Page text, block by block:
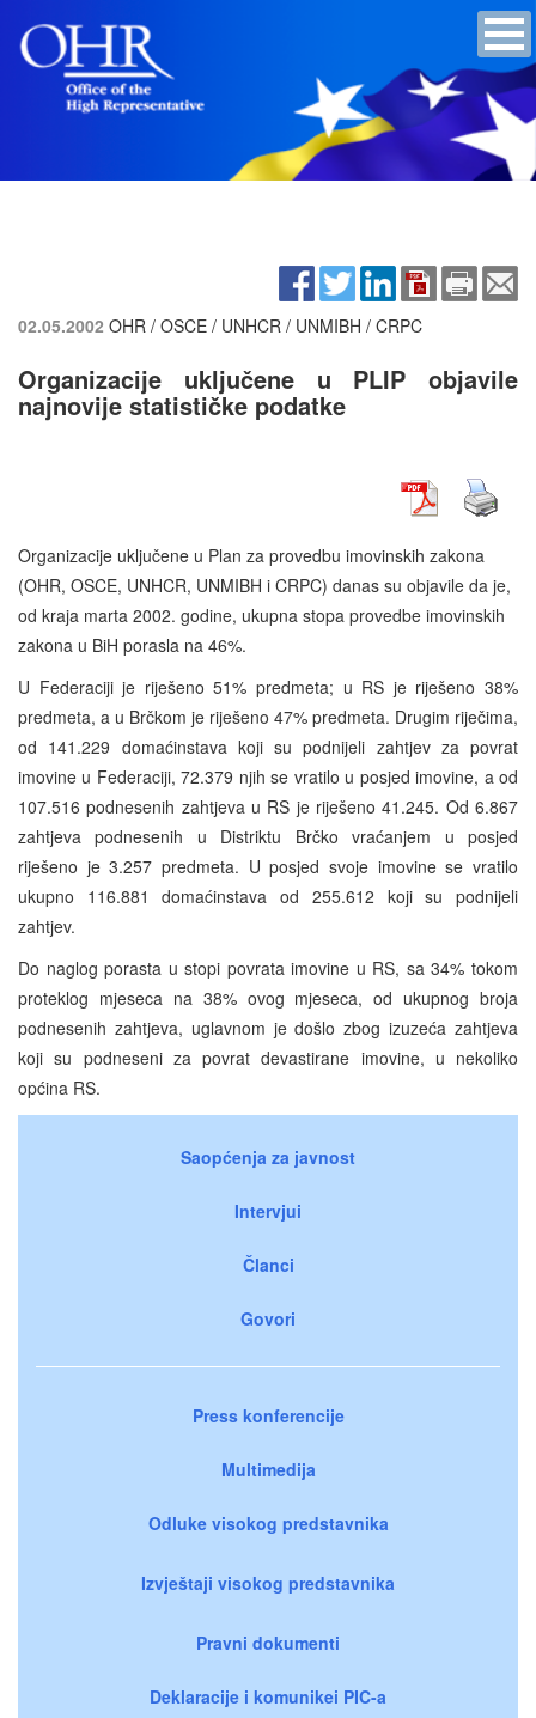
02.05.2002 OHR / OSCE / UNHCR / UNMIBH / CRPC
Organizacije uključene u PLIP objavile
najnovije statističke podatke
Organizacije uključene u Plan za provedbu imovinskih zakona
(OHR, OSCE, UNHCR, UNMIBH i CRPC) danas su objavile da je,
od kraja marta 2002. godine, ukupna stopa provedbe imovinskih
zakona u BiH porasla na 46%.
U Federaciji je riješeno 51% predmeta; u RS je riješeno 38%
predmeta, a u Brčkom je riješeno 47% predmeta. Drugim riječima,
od 141.229 domaćinstava koji su podnijeli zahtjev za povrat
imovine u Federaciji, 72.379 njih se vratilo u posjed imovine, a od
107.516 podnesenih zahtjeva u RS je riješeno 41.245. Od 6.867
zahtjeva podnesenih u Distriktu Brčko vraćanjem u posjed
riješeno je 3.257 predmeta. U posjed svoje imovine se vratilo
ukupno 116.881 domaćinstava od 255.612 koji su podnijeli
zahtjev.
Do naglog porasta u stopi povrata imovine u RS, sa 34% tokom
proteklog mjeseca na 38% ovog mjeseca, od ukupnog broja
podnesenih zahtjeva, uglavnom je došlo zbog izuzeća zahtjeva
koji su podneseni za povrat devastirane imovine, u nekoliko
općina RS.
Saopćenja za javnost
Intervjui
Članci
Govori
Press konferencije
Multimedija
Odluke visokog predstavnika
Izvještaji visokog predstavnika
Pravni dokumenti
Deklaracije i komunikei PIC-a